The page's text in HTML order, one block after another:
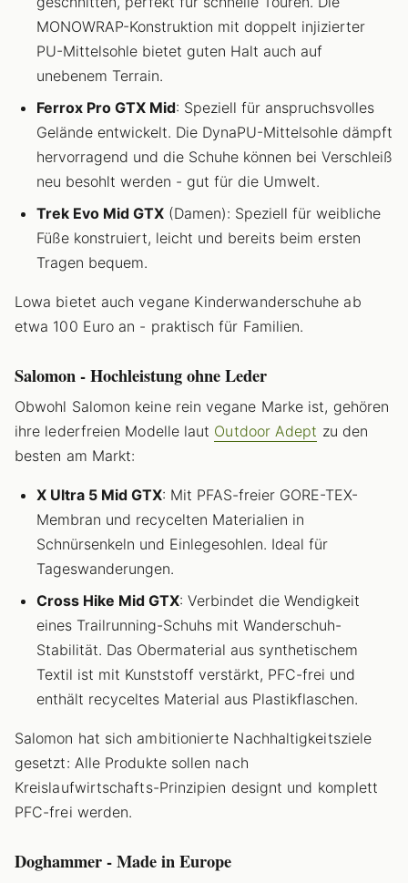
MONOWRAP-Konstruktion mit doppelt injizierter
PU-Mittelsohle bietet guten Halt auch auf
unebenem Terrain.
Ferrox Pro GTX Mid: Speziell für anspruchsvolles
Gelände entwickelt. Die DynaPU-Mittelsohle dämpft
hervorragend und die Schuhe können bei Verschleiß
neu besohlt werden - gut für die Umwelt.
Trek Evo Mid GTX (Damen): Speziell für weibliche
Füße konstruiert, leicht und bereits beim ersten
Tragen bequem.
Lowa bietet auch vegane Kinderwanderschuhe ab
etwa 100 Euro an - praktisch für Familien.
Salomon - Hochleistung ohne Leder
Obwohl Salomon keine rein vegane Marke ist, gehören
ihre lederfreien Modelle laut Outdoor Adept zu den
besten am Markt:
X Ultra 5 Mid GTX: Mit PFAS-freier GORE-TEX-
Membran und recycelten Materialien in
Schnürsenkeln und Einlegesohlen. Ideal für
Tageswanderungen.
Cross Hike Mid GTX: Verbindet die Wendigkeit
eines Trailrunning-Schuhs mit Wanderschuh-
Stabilität. Das Obermaterial aus synthetischem
Textil ist mit Kunststoff verstärkt, PFC-frei und
enthält recyceltes Material aus Plastikflaschen.
Salomon hat sich ambitionierte Nachhaltigkeitsziele
gesetzt: Alle Produkte sollen nach
Kreislaufwirtschafts-Prinzipien designt und komplett
PFC-frei werden.
Doghammer - Made in Europe